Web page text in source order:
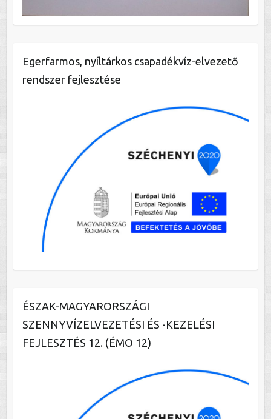
Egerfarmos, nyíltárkos csapadékvíz-elvezető
rendszer fejlesztése
ÉSZAK-MAGYARORSZÁGI
SZENNYVÍZELVEZETÉSI ÉS -KEZELÉSI
FEJLESZTÉS 12. (ÉMO 12)